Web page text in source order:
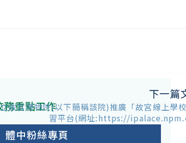
下一篇
故宮博物院(以下簡稱該院)推廣「故宮線上學
習平台(網址:https://
務重點工作
體中粉絲專頁